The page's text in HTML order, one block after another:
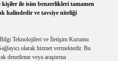
kişiler ile isim benzerlikleri tamamen
halindedir ve tavsiye niteliği
Bilgi Teknolojileri ve İletişim Kurumu
olarak hizmet vermektedir. Bu
denetleme veya araştırma